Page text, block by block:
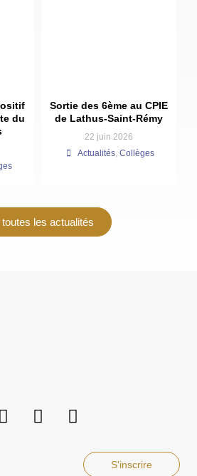
du
Sortie des 6ème au CPIE
de Lathus-Saint-Rémy
22 juin 2026
Actualités, Collèges
toutes les actualités
S'inscrire